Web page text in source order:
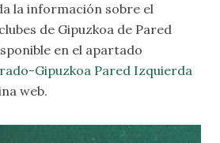
la información sobre el
de Gipuzkoa de Pared
en el apartado
Gipuzkoa Pared Izquierda
web.